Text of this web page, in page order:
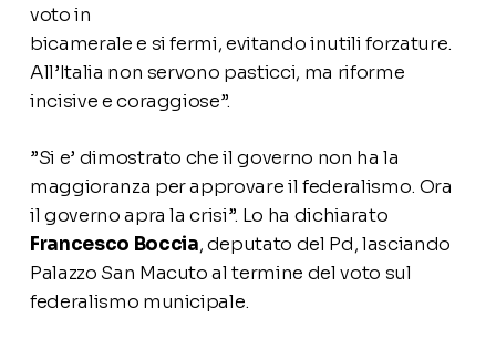
voto in
bicamerale e si fermi, evitando inutili forzature.
All’Italia non servono pasticci, ma riforme
incisive e coraggiose”.
”Si e’ dimostrato che il governo non ha la
maggioranza per approvare il federalismo. Ora
il governo apra la crisi”. Lo ha dichiarato
Francesco Boccia, deputato del Pd, lasciando
Palazzo San Macuto al termine del voto sul
federalismo municipale.